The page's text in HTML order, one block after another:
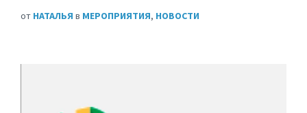
от НАТАЛЬЯ в МЕРОПРИЯТИЯ, НОВОСТИ